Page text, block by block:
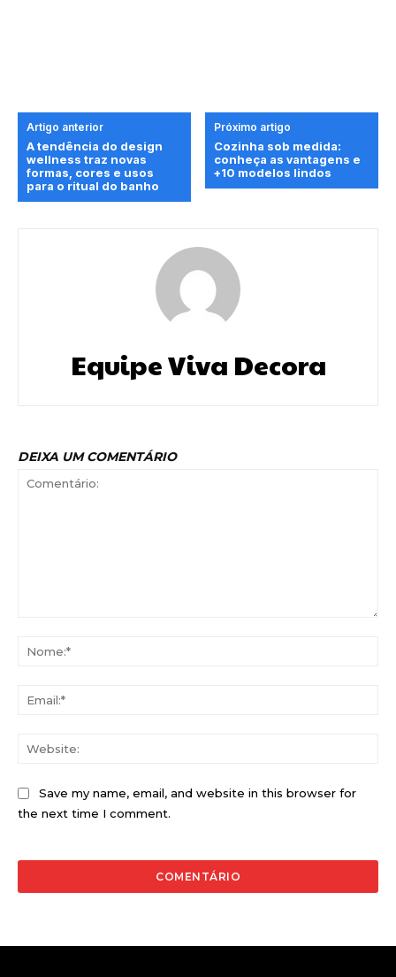
Artigo anterior
A tendência do design
wellness traz novas
formas, cores e usos
para o ritual do banho
Próximo artigo
Cozinha sob medida:
conheça as vantagens e
+10 modelos lindos
Equipe Viva Decora
DEIXA UM COMENTÁRIO
Save my name, email, and website in this browser for
the next time I comment.